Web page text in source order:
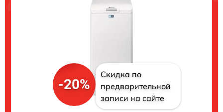
-20%
Скидка по
предварительной
записи на сайте